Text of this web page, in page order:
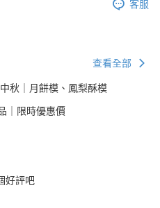
客服
查看全部
中秋｜月餅模、鳳梨酥模
｜限時優惠價
好評吧